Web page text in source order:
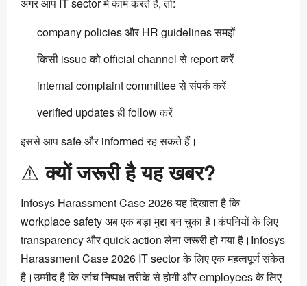
company policies और HR guidelines समझें
किसी issue को official channel से report करें
internal complaint committee से संपर्क करें
verified updates ही follow करें
इससे आप safe और informed रह सकते हैं।
⚠️क्यों जरूरी है यह खबर?
Infosys Harassment Case 2026 यह दिखाता है कि
workplace safety अब एक बड़ा मुद्दा बन चुका है।कंपनियों के लिए
transparency और quick action लेना जरूरी हो गया है।Infosys
Harassment Case 2026 IT sector के लिए एक महत्वपूर्ण संकेत
है।उम्मीद है कि जांच निष्पक्ष तरीके से होगी और employees के लिए